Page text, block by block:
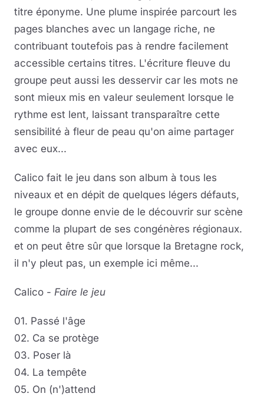
titre éponyme. Une plume inspirée parcourt les
pages blanches avec un langage riche, ne
contribuant toutefois pas à rendre facilement
accessible certains titres. L'écriture fleuve du
groupe peut aussi les desservir car les mots ne
sont mieux mis en valeur seulement lorsque le
rythme est lent, laissant transparaître cette
sensibilité à fleur de peau qu'on aime partager
avec eux...
Calico fait le jeu dans son album à tous les
niveaux et en dépit de quelques légers défauts,
le groupe donne envie de le découvrir sur scène
comme la plupart de ses congénères régionaux.
et on peut être sûr que lorsque la Bretagne rock,
il n'y pleut pas, un exemple ici même...
Calico - Faire le jeu
01. Passé l'âge
02. Ca se protège
03. Poser là
04. La tempête
05. On (n')attend